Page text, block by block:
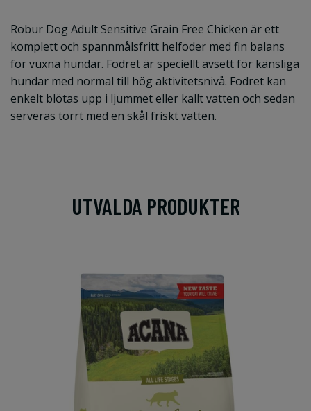
Robur Dog Adult Sensitive Grain Free Chicken är ett
komplett och spannmålsfritt helfoder med fin balans
för vuxna hundar. Fodret är speciellt avsett för känsliga
hundar med normal till hög aktivitetsnivå. Fodret kan
enkelt blötas upp i ljummet eller kallt vatten och sedan
serveras torrt med en skål friskt vatten.
UTVALDA PRODUKTER